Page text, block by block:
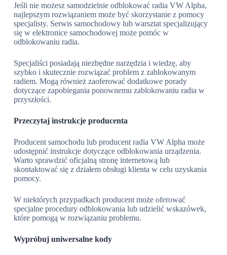
Jeśli nie możesz samodzielnie odblokować radia VW Alpha,
najlepszym rozwiązaniem może być skorzystanie z pomocy
specjalisty. Serwis samochodowy lub warsztat specjalizujący
się w elektronice samochodowej może pomóc w
odblokowaniu radia.
Specjaliści posiadają niezbędne narzędzia i wiedzę, aby
szybko i skutecznie rozwiązać problem z zablokowanym
radiem. Mogą również zaoferować dodatkowe porady
dotyczące zapobiegania ponownemu zablokowaniu radia w
przyszłości.
Przeczytaj instrukcje producenta
Producent samochodu lub producent radia VW Alpha może
udostępnić instrukcje dotyczące odblokowania urządzenia.
Warto sprawdzić oficjalną stronę internetową lub
skontaktować się z działem obsługi klienta w celu uzyskania
pomocy.
W niektórych przypadkach producent może oferować
specjalne procedury odblokowania lub udzielić wskazówek,
które pomogą w rozwiązaniu problemu.
Wypróbuj uniwersalne kody